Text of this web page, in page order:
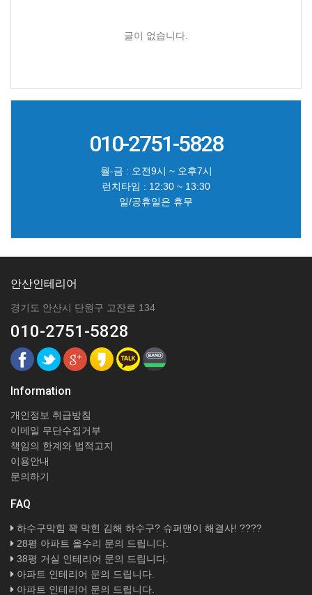
글이 없습니다.
010-2751-5828
월-금 : 오전9시 ~ 오후7시
런치타임 : 12:30 ~ 13:30
일/공휴일은 휴무
안산인테리어
경기도 안산시 단원구 고잔로 134
010-2751-5828
Information
개인정보 취급방침
이메일 무단수집거부
책임의 한계와 법적고지
이용안내
문의하기
FAQ
하수구막힘 꽉 막힌 김해 하수구? 슈퍼맨이 해결사! ????
28평 아파트 올수리 문의 드립니다.
38평 거실 인테리어 문의 드립니다.
아파트 인테리어 문의 드립니다.
아파트 인테리어 문의 드립니다.